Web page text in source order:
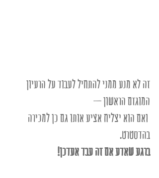
זה לא מנע ממני להתחיל לעבוד על הרעיון
המוגזם הראשון –
ואם הוא יצליח אציע אותו גם כן למכירה
בהדסטרט.
ברגע שאדע אם זה עבד אעדכן!